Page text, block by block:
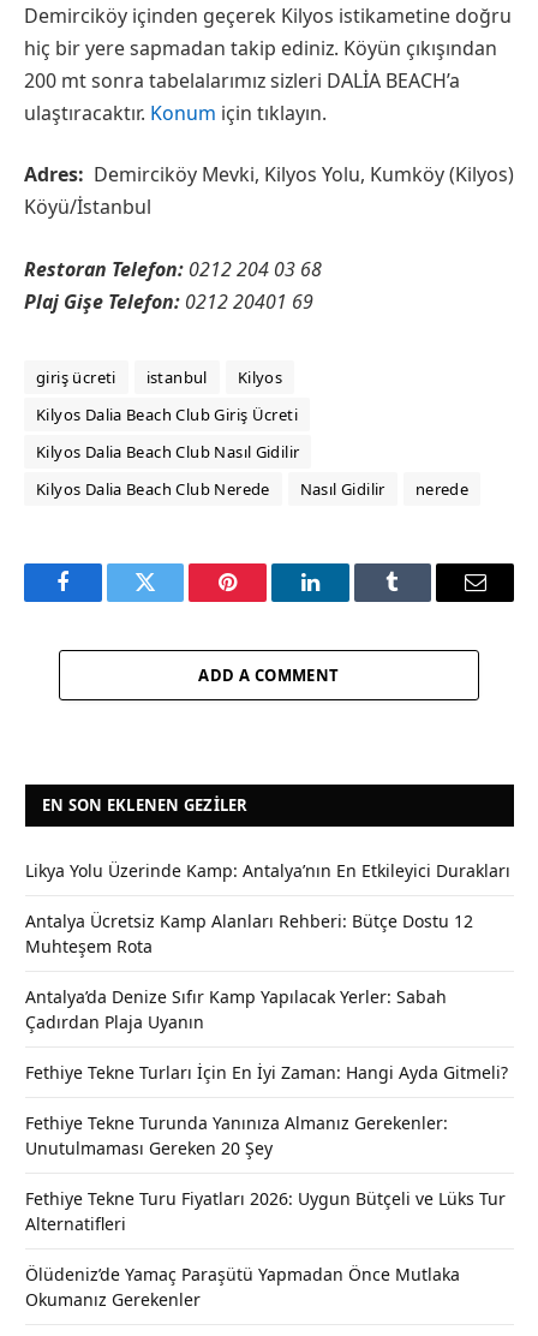
Demirciköy içinden geçerek Kilyos istikametine doğru
hiç bir yere sapmadan takip ediniz. Köyün çıkışından
200 mt sonra tabelalarımız sizleri DALİA BEACH’a
ulaştıracaktır. Konum için tıklayın.
Adres: Demirciköy Mevki, Kilyos Yolu, Kumköy (Kilyos)
Köyü/İstanbul
Restoran Telefon: 0212 204 03 68
Plaj Gişe Telefon: 0212 20401 69
giriş ücreti istanbul
Kilyos
Kilyos Dalia Beach Club Giriş Ücreti
Kilyos Dalia Beach Club Nasıl Gidilir
Kilyos Dalia Beach Club Nerede
Nasıl Gidilir nerede
FacebookTwitter Pinterest LinkedInTumblr Email
ADD A COMMENT
EN SON EKLENEN GEZILER
Likya Yolu Üzerinde Kamp: Antalya’nın En Etkileyici Durakları
Antalya Ücretsiz Kamp Alanları Rehberi: Bütçe Dostu 12
Muhteşem Rota
Antalya’da Denize Sıfır Kamp Yapılacak Yerler: Sabah
Çadırdan Plaja Uyanın
Fethiye Tekne Turları İçin En İyi Zaman: Hangi Ayda Gitmeli?
Fethiye Tekne Turunda Yanınıza Almanız Gerekenler:
Unutulmaması Gereken 20 Şey
Fethiye Tekne Turu Fiyatları 2026: Uygun Bütçeli ve Lüks Tur
Alternatifleri
Ölüdeniz’de Yamaç Paraşütü Yapmadan Önce Mutlaka
Okumanız Gerekenler